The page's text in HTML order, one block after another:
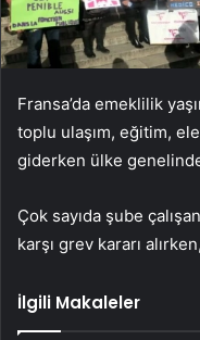
Fransa’da emeklilik
toplu ulaşım, eğitim,
giderken ülke
Çok sayıda şube
karşı grev kararı
İlgili Makaleler